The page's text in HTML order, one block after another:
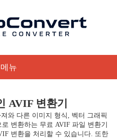
메뉴
AVIF 변환기
와 다른 이미지 형식, 벡터 그래픽
변환하는 무료 AVIF 파일 변환기
변환을 처리할 수 있습니다. 또한